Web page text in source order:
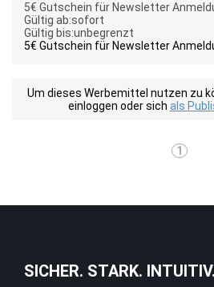
5€ Gutschein für Newsletter
Gültig ab:sofort
Gültig bis:unbegrenzt
5€ Gutschein für Newsletter
Um dieses Werbemittel nutzen zu
einloggen oder sich als
1
SICHER. STARK. INTUITIV.